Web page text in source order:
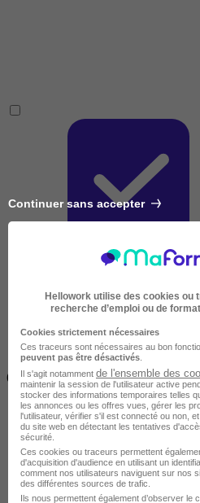
(14h à 70h)
Continuer sans accepter
Hellowork utilise des cookies ou
recherche d’emploi ou de
Cookies strictement nécessaires
Ces traceurs sont nécessaires au bon
peuvent pas être désactivés
Il s'agit notamment de l'ensemble des
maintenir la session de l'utilisateur active
stocker des informations temporaires telles
les annonces ou les offres vues, gérer les
l'utilisateur, vérifier s'il est connecté ou non,
du site web en détectant les tentatives
sécurité.
Ces cookies ou traceurs permettent
d'acquisition d'audience en utilisant un
comment nos utilisateurs naviguent sur nos
des différentes sources de trafic.
Ils nous permettent également d’observer le